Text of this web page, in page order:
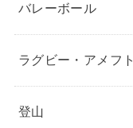
バレーボール
ラグビー・アメフト
登山